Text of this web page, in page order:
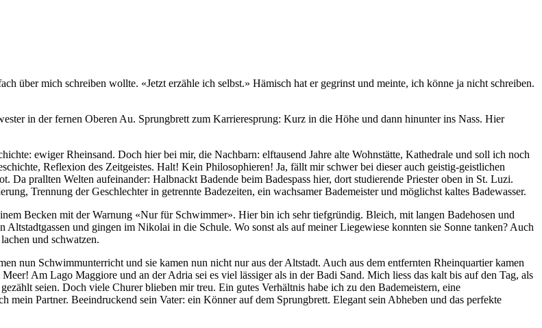
über mich schreiben wollte. «Jetzt erzähle ich selbst.» Hämisch hat er gegrinst und meinte, ich könne ja nicht schreiben.
in der fernen Oberen Au. Sprungbrett zum Karrieresprung: Kurz in die Höhe und dann hinunter ins Nass. Hier
ewiger Rheinsand. Doch hier bei mir, die Nachbarn: elftausend Jahre alte Wohnstätte, Kathedrale und soll ich noch
Reflexion des Zeitgeistes. Halt! Kein Philosophieren! Ja, fällt mir schwer bei dieser auch geistig-geistlichen
prallten Welten aufeinander: Halbnackt Badende beim Badespass hier, dort studierende Priester oben in St. Luzi.
Trennung der Geschlechter in getrennte Badezeiten, ein wachsamer Bademeister und möglichst kaltes Badewasser.
Becken mit der Warnung «Nur für Schwimmer». Hier bin ich sehr tiefgründig. Bleich, mit langen Badehosen und
und gingen im Nikolai in die Schule. Wo sonst als auf meiner Liegewiese konnten sie Sonne tanken? Auch
und schwatzen.
nun Schwimmunterricht und sie kamen nun nicht nur aus der Altstadt. Auch aus dem entfernten Rheinquartier kamen
Am Lago Maggiore und an der Adria sei es viel lässiger als in der Badi Sand. Mich liess das kalt bis auf den Tag, als
seien. Doch viele Churer blieben mir treu. Ein gutes Verhältnis habe ich zu den Bademeistern, eine
mein Partner. Beeindruckend sein Vater: ein Könner auf dem Sprungbrett. Elegant sein Abheben und das perfekte